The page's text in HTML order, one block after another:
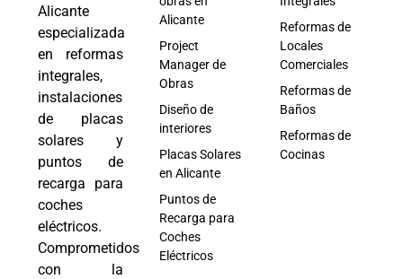
Alicante
especializada
en reformas
integrales,
instalaciones
de placas
solares y
puntos de
recarga para
coches
eléctricos.
Comprometidos
con la
Reformas de
Locales
Comerciales
Reformas de
Baños
Reformas de
Cocinas
Alicante
Project
Manager de
Obras
Diseño de
interiores
Placas Solares
en Alicante
Puntos de
Recarga para
Coches
Eléctricos